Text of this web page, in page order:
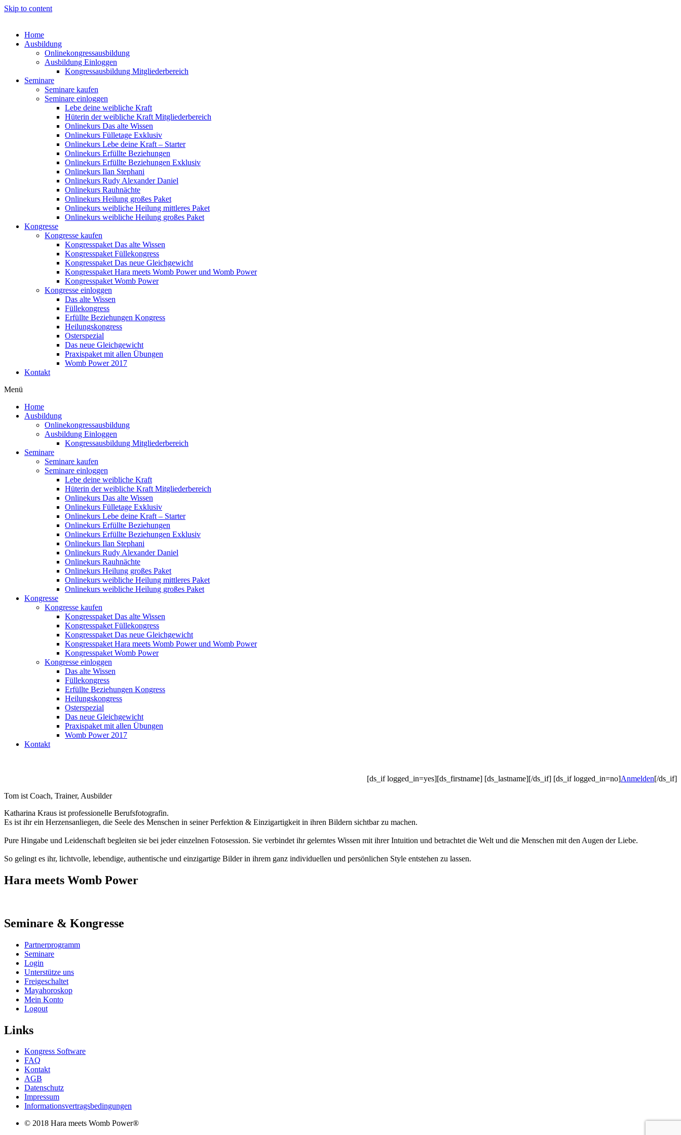
Skip to content
Home
Ausbildung
Onlinekongressausbildung
Ausbildung Einloggen
Kongressausbildung Mitgliederbereich
Seminare
Seminare kaufen
Seminare einloggen
Lebe deine weibliche Kraft
Hüterin der weibliche Kraft Mitgliederbereich
Onlinekurs Das alte Wissen
Onlinekurs Fülletage Exklusiv
Onlinekurs Lebe deine Kraft – Starter
Onlinekurs Erfüllte Beziehungen
Onlinekurs Erfüllte Beziehungen Exklusiv
Onlinekurs Ilan Stephani
Onlinekurs Rudy Alexander Daniel
Onlinekurs Rauhnächte
Onlinekurs Heilung großes Paket
Onlinekurs weibliche Heilung mittleres Paket
Onlinekurs weibliche Heilung großes Paket
Kongresse
Kongresse kaufen
Kongresspaket Das alte Wissen
Kongresspaket Füllekongress
Kongresspaket Das neue Gleichgewicht
Kongresspaket Hara meets Womb Power und Womb Power
Kongresspaket Womb Power
Kongresse einloggen
Das alte Wissen
Füllekongress
Erfüllte Beziehungen Kongress
Heilungskongress
Osterspezial
Das neue Gleichgewicht
Praxispaket mit allen Übungen
Womb Power 2017
Kontakt
Menü
Home
Ausbildung
Onlinekongressausbildung
Ausbildung Einloggen
Kongressausbildung Mitgliederbereich
Seminare
Seminare kaufen
Seminare einloggen
Lebe deine weibliche Kraft
Hüterin der weibliche Kraft Mitgliederbereich
Onlinekurs Das alte Wissen
Onlinekurs Fülletage Exklusiv
Onlinekurs Lebe deine Kraft – Starter
Onlinekurs Erfüllte Beziehungen
Onlinekurs Erfüllte Beziehungen Exklusiv
Onlinekurs Ilan Stephani
Onlinekurs Rudy Alexander Daniel
Onlinekurs Rauhnächte
Onlinekurs Heilung großes Paket
Onlinekurs weibliche Heilung mittleres Paket
Onlinekurs weibliche Heilung großes Paket
Kongresse
Kongresse kaufen
Kongresspaket Das alte Wissen
Kongresspaket Füllekongress
Kongresspaket Das neue Gleichgewicht
Kongresspaket Hara meets Womb Power und Womb Power
Kongresspaket Womb Power
Kongresse einloggen
Das alte Wissen
Füllekongress
Erfüllte Beziehungen Kongress
Heilungskongress
Osterspezial
Das neue Gleichgewicht
Praxispaket mit allen Übungen
Womb Power 2017
Kontakt
[ds_if logged_in=yes][ds_firstname] [ds_lastname][/ds_if] [ds_if logged_in=no]Anmelden[/ds_if]
Tom ist Coach, Trainer, Ausbilder
Katharina Kraus ist professionelle Berufsfotografin.
Es ist ihr ein Herzensanliegen, die Seele des Menschen in seiner Perfektion & Einzigartigkeit in ihren Bildern sichtbar zu machen.
Pure Hingabe und Leidenschaft begleiten sie bei jeder einzelnen Fotosession. Sie verbindet ihr gelerntes Wissen mit ihrer Intuition und betrachtet die Welt und die Menschen mit den Augen der Liebe.
So gelingt es ihr, lichtvolle, lebendige, authentische und einzigartige Bilder in ihrem ganz individuellen und persönlichen Style entstehen zu lassen.
Hara meets Womb Power
Seminare & Kongresse
Partnerprogramm
Seminare
Login
Unterstütze uns
Freigeschaltet
Mayahoroskop
Mein Konto
Logout
Links
Kongress Software
FAQ
Kontakt
AGB
Datenschutz
Impressum
Informationsvertragsbedingungen
© 2018 Hara meets Womb Power®